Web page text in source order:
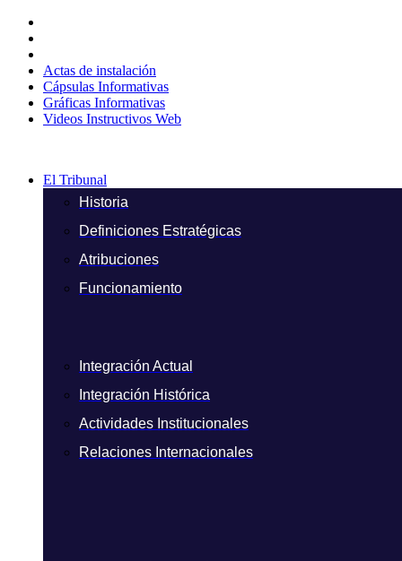
contenido
Actas de instalación
Cápsulas Informativas
Gráficas Informativas
Videos Instructivos Web
El Tribunal
Historia
Definiciones Estratégicas
Atribuciones
Funcionamiento
Integración Actual
Integración Histórica
Actividades Institucionales
Relaciones Internacionales